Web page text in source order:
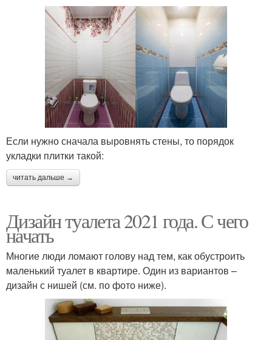
Если нужно сначала выровнять стены, то порядок
укладки плитки такой:
читать дальше →
Дизайн туалета 2021 года. С чего
начать
Многие люди ломают голову над тем, как обустроить
маленький туалет в квартире. Один из вариантов –
дизайн с нишей (см. по фото ниже).